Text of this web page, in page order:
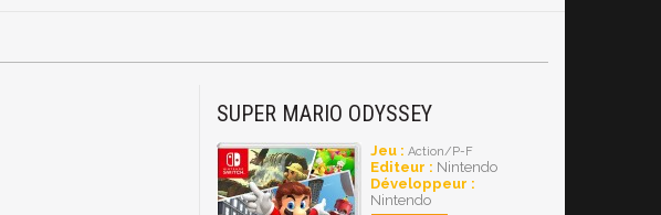
SUPER MARIO ODYSSEY
Jeu : Action/P-F
Editeur : Nintendo
Développeur :
Nintendo